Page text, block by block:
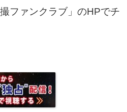
ファンクラブ」のHPでチ